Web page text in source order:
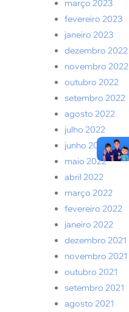
março 2023
fevereiro 2023
janeiro 2023
dezembro 2022
novembro 2022
outubro 2022
setembro 2022
agosto 2022
julho 2022
junho 2022
maio 2022
abril 2022
março 2022
fevereiro 2022
janeiro 2022
dezembro 2021
novembro 2021
outubro 2021
setembro 2021
agosto 2021